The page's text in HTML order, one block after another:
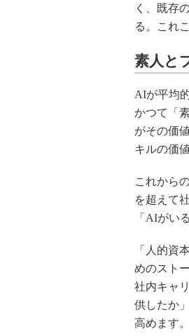
く、既存
る。これ
素人と
AIが平均
かつて「
がその価
キルの価
これから
を超えて
「AIがい
「人的資
めのスト
社内キャ
供したか
高めます。